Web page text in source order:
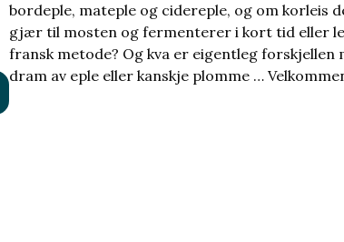
bordeple, mateple og cidereple, og om korleis
gjær til mosten og fermenterer i kort tid eller
fransk metode? Og kva er eigentleg
dram av eple eller kanskje plomme …